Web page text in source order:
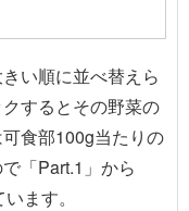
い順に並べ替えら
するとその野菜の
食部100g当たりの
「Part.1」から
ます。